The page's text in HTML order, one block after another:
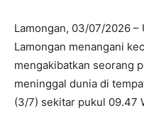
Lamongan, 03/07/2026 –
Lamongan menangani
mengakibatkan seorang
meninggal dunia di
(3/7) sekitar pukul 09.47